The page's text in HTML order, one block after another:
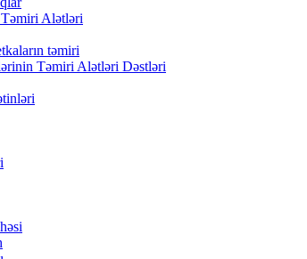
Alətləri
təmiri
Təmiri Alətləri Dəstləri